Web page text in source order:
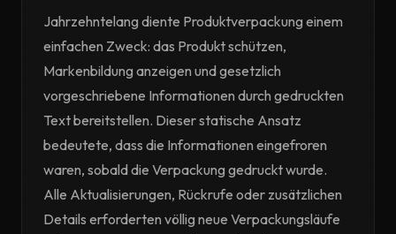
Jahrzehntelang diente Produktverpackung einem
einfachen Zweck: das Produkt schützen,
Markenbildung anzeigen und gesetzlich
vorgeschriebene Informationen durch gedruckten
Text bereitstellen. Dieser statische Ansatz
bedeutete, dass die Informationen eingefroren
waren, sobald die Verpackung gedruckt wurde.
Alle Aktualisierungen, Rückrufe oder zusätzlichen
Details erforderten völlig neue Verpackungsläufe